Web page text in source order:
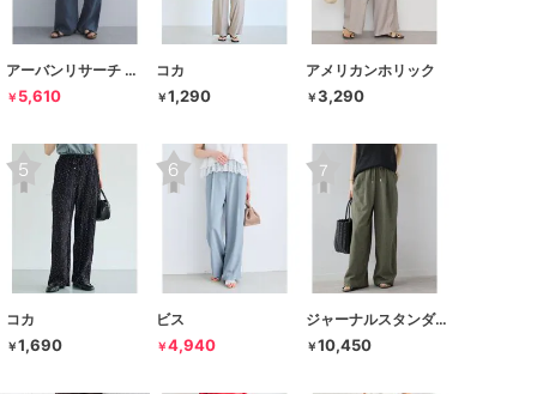
アーバンリサーチ ドアーズ
￥ 5,610
コカ
￥1,290
アメリカンホリック
￥3,290
コカ
￥1,690
ビス
￥4,940
ジャーナルスタンダード レリューム
￥10,450